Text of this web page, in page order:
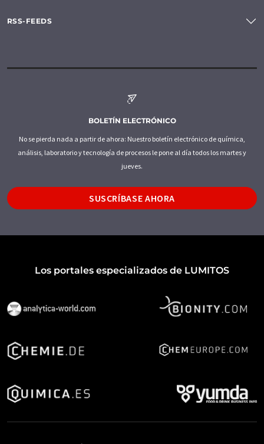
RSS-FEEDS
BOLETÍN ELECTRÓNICO
No se pierda nada a partir de ahora: Nuestro boletín electrónico de química,
análisis, laboratorio y tecnología de procesos le pone al día todos los martes y
jueves.
SUSCRÍBASE AHORA
Los portales especializados de LUMITOS